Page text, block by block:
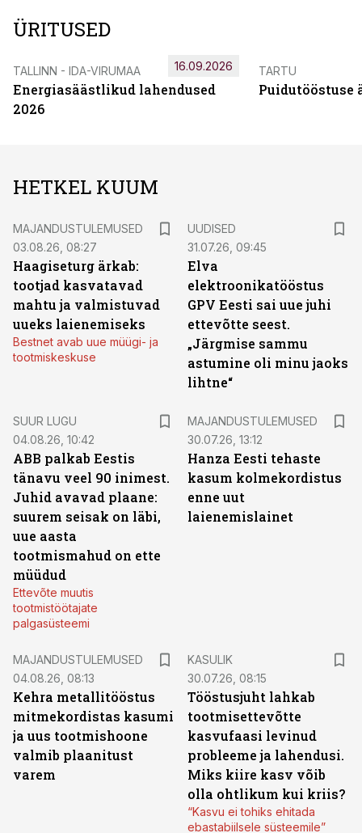
ÜRITUSED
TALLINN - IDA-VIRUMAA
Energiasäästlikud lahendused
2026
16.09.2026 TARTU
Puidutööstuse
HETKEL KUUM
MAJANDUSTULEMUSED
03.08.26, 08:27
Haagiseturg ärkab:
tootjad kasvatavad
mahtu ja valmistuvad
uueks laienemiseks
Bestnet avab uue müügi- ja
tootmiskeskuse
UUDISED
31.07.26, 09:45
Elva
elektroonikatööstus
GPV Eesti sai uue juhi
ettevõtte seest.
„Järgmise sammu
astumine oli minu jaoks
lihtne“
SUUR LUGU
04.08.26, 10:42
ABB palkab Eestis
tänavu veel 90 inimest.
Juhid avavad plaane:
suurem seisak on läbi,
uue aasta
tootmismahud on ette
müüdud
Ettevõte muutis
tootmistöötajate
palgasüsteemi
MAJANDUSTULEMUSED
30.07.26, 13:12
Hanza Eesti tehaste
kasum kolmekordistus
enne uut
laienemislainet
MAJANDUSTULEMUSED
04.08.26, 08:13
Kehra metallitööstus
mitmekordistas kasumi
ja uus tootmishoone
valmib plaanitust
varem
KASULIK
30.07.26, 08:15
Tööstusjuht lahkab
tootmisettevõtte
kasvufaasi levinud
probleeme ja lahendusi.
Miks kiire kasv võib
olla ohtlikum kui kriis?
“Kasvu ei tohiks ehitada
ebastabiilsele süsteemile”